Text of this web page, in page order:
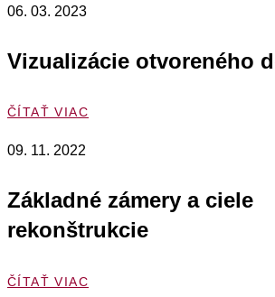
06. 03. 2023
Vizualizácie otvoreného
ČÍTAŤ VIAC
09. 11. 2022
Základné zámery a ciele
rekonštrukcie
ČÍTAŤ VIAC